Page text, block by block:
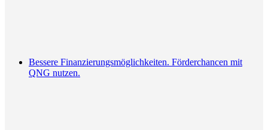
Bessere Finanzierungsmöglichkeiten. Förderchancen mit
QNG nutzen.